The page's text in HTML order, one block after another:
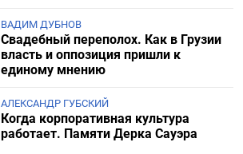
ВАДИМ ДУБНОВ
Свадебный переполох. Как в Грузии
власть и оппозиция пришли к
единому мнению
АЛЕКСАНДР ГУБСКИЙ
Когда корпоративная культура
работает. Памяти Дерка Сауэра